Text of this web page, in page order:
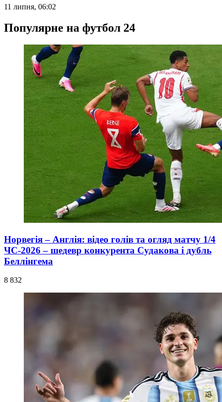
11 липня, 06:02
Популярне на футбол 24
Норвегія – Англія: відео голів та огляд матчу 1/4
ЧС-2026 – шедевр конкурента Судакова і дубль
Беллінгема
8 832